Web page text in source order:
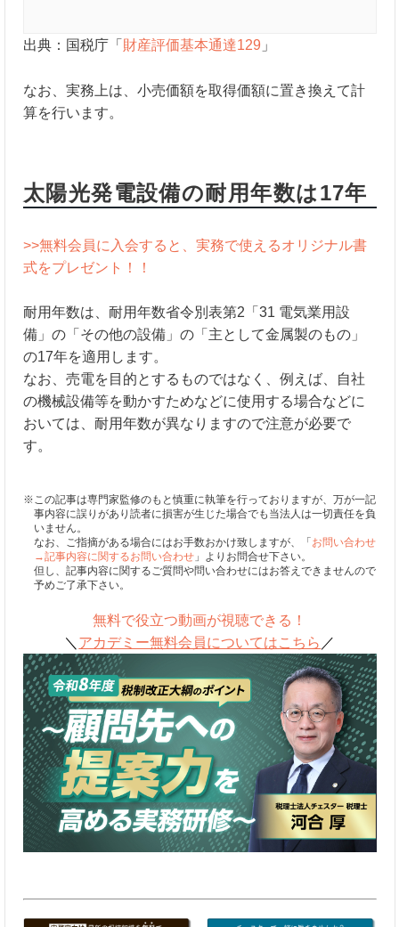
出典：国税庁「 財産評価基本通達129 」
なお、実務上は、小売価額を取得価額に置き換えて計
算を行います。
太陽光発電設備の耐用年数は17年
>>無料会員に入会すると、実務で使えるオリジナル書
式をプレゼント！！
耐用年数は、耐用年数省令別表第2「31 電気業用設
備」の「その他の設備」の「主として金属製のもの」
の17年を適用します。
なお、売電を目的とするものではなく、例えば、自社
の機械設備等を動かすためなどに使用する場合などに
おいては、耐用年数が異なりますので注意が必要で
す。
※この記事は専門家監修のもと慎重に執筆を行っておりますが、万が一記
事内容に誤りがあり読者に損害が生じた場合でも当法人は一切責任を負
いません。
なお、ご指摘がある場合にはお手数おかけ致しますが、「お問い合わせ
→記事内容に関するお問い合わせ」よりお問合せ下さい。
但し、記事内容に関するご質問や問い合わせにはお答えできませんので
予めご了承下さい。
無料で役立つ動画が視聴できる！
＼ アカデミー無料会員についてはこちら ／